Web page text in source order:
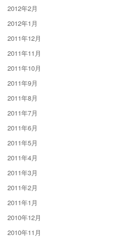
2012年2月
2012年1月
2011年12月
2011年11月
2011年10月
2011年9月
2011年8月
2011年7月
2011年6月
2011年5月
2011年4月
2011年3月
2011年2月
2011年1月
2010年12月
2010年11月